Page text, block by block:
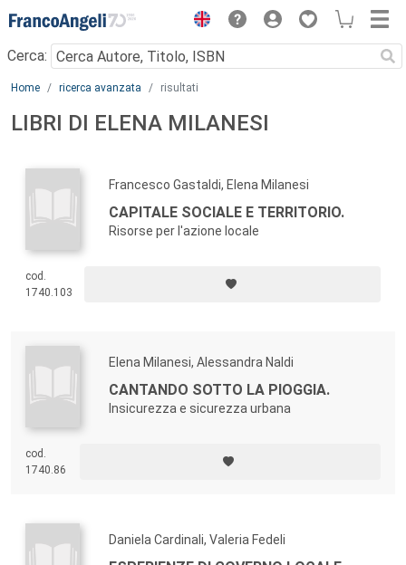
Menu
Cerca:
Main content
Home ricerca avanzata risultati
LIBRI DI ELENA MILANESI
Francesco Gastaldi, Elena Milanesi
CAPITALE SOCIALE E TERRITORIO.
Risorse per l'azione locale
cod.
1740.103
Elena Milanesi, Alessandra Naldi
CANTANDO SOTTO LA PIOGGIA.
Insicurezza e sicurezza urbana
cod.
1740.86
Daniela Cardinali, Valeria Fedeli